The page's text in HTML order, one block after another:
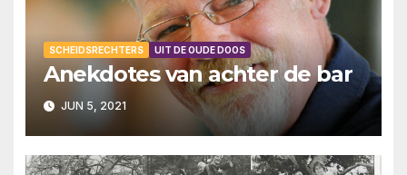
SCHEIDSRECHTERS UIT DE OUDE DOOS
Anekdotes van achter de bar
JUN 5, 2021